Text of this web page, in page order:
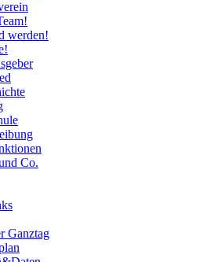
werden!
Co.
Ganztag